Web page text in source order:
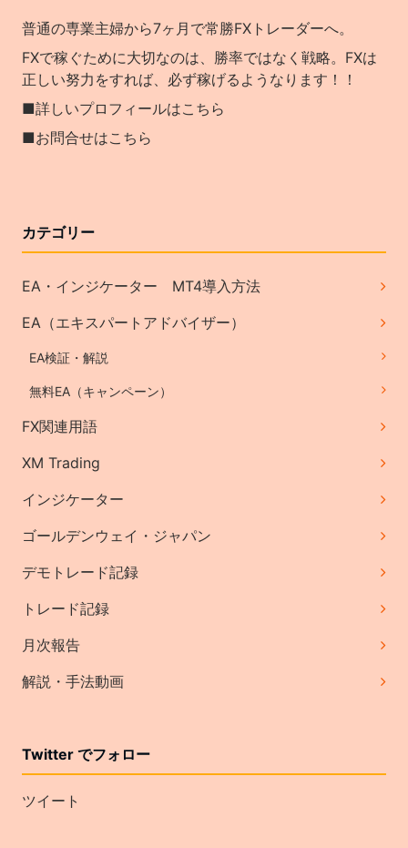
普通の専業主婦から7ヶ月で常勝FXトレーダーへ。
FXで稼ぐために大切なのは、勝率ではなく戦略。FXは
正しい努力をすれば、必ず稼げるようなります！！
■詳しいプロフィールはこちら
■お問合せはこちら
カテゴリー
EA・インジケーター MT4導入方法
EA（エキスパートアドバイザー）
EA検証・解説
無料EA（キャンペーン）
FX関連用語
XM Trading
インジケーター
ゴールデンウェイ・ジャパン
デモトレード記録
トレード記録
月次報告
解説・手法動画
Twitter でフォロー
ツイート